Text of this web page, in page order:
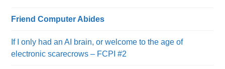
Friend Computer Abides
If I only had an AI brain, or welcome to the age of
electronic scarecrows – FCPI #2